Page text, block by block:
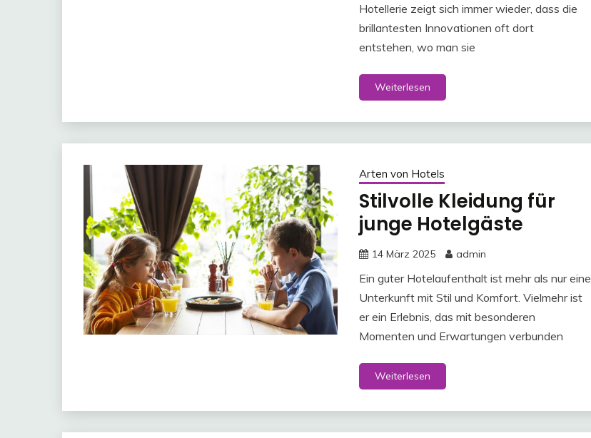
Hotellerie zeigt sich immer wieder, dass die
brillantesten Innovationen oft dort
entstehen, wo man sie
Weiterlesen
Arten von Hotels
Stilvolle Kleidung für
junge Hotelgäste
14 März 2025 admin
Ein guter Hotelaufenthalt ist mehr als nur eine
Unterkunft mit Stil und Komfort. Vielmehr ist
er ein Erlebnis, das mit besonderen
Momenten und Erwartungen verbunden
Weiterlesen